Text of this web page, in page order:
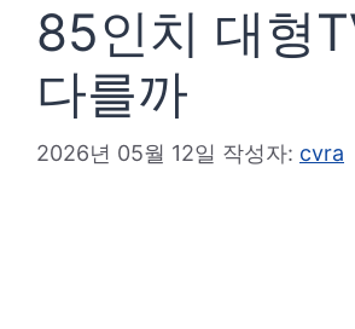
85인치 대형
다를까
2026년 05월 12일 작성자: cvra